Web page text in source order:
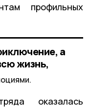
профильных
а
жизнь,
оказалась